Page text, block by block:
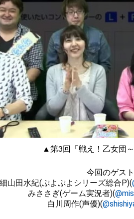
▲第3回「戦え！乙女団
今回のゲスト
細山田水紀(ぷよぷよシリーズ総合P)(
みささぎ(ゲーム実況者)(
白川周作(声優)(